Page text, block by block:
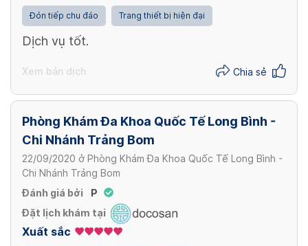
Đón tiếp chu đáo Trang thiết bị hiện đại
Dịch vụ tốt.
Xem bản dịch Chia sẻ
Phòng Khám Đa Khoa Quốc Tế Long Bình -
Chi Nhánh Trảng Bom
22/09/2020 ở Phòng Khám Đa Khoa Quốc Tế Long Bình -
Chi Nhánh Trảng Bom
Đánh giá bởi
P
Đặt lịch khám tại
Xuất sắc